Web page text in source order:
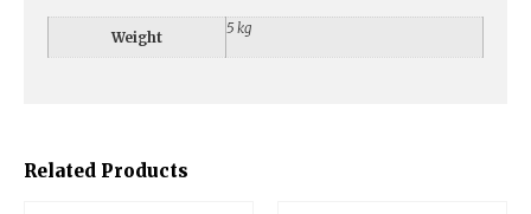
Related Products
Weight
5 kg